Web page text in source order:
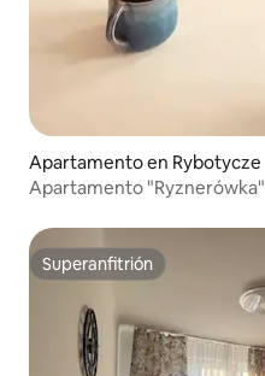
Apartamento en Rybotycze
Apartamento "Ryznerówka"
Superanfitrión
Superanfitrión